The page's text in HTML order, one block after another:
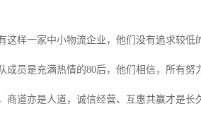
这样一家中小物流企业，他们没有追求较低
成员是充满热情的80后，他们相信，所有
商道亦是人道，诚信经营、互惠共赢才是长